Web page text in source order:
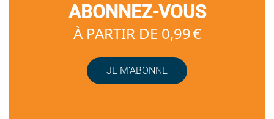
ABONNEZ-VOUS
À PARTIR DE 0,99 €
JE M’ABONNE